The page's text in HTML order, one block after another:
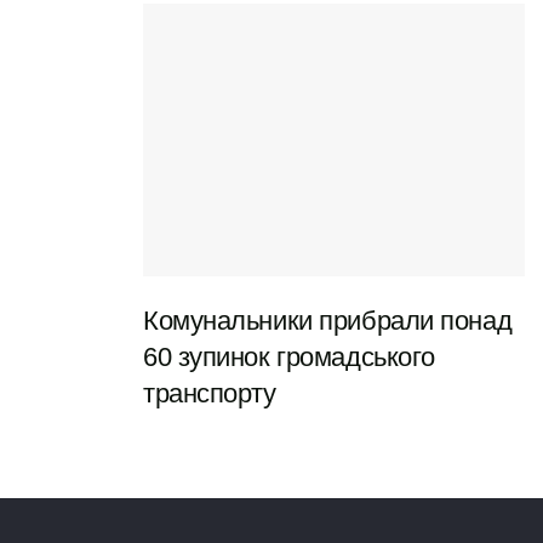
знається на ролах
Комунальники прибрали понад
60 зупинок громадського
транспорту